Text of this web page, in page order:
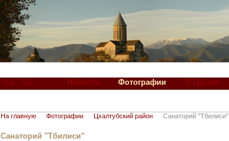
Новости Фотографии О Грузии
На главную Фотографии Цхалтубский район Санаторий "Тбилиси"
Санаторий "Тбилиси"